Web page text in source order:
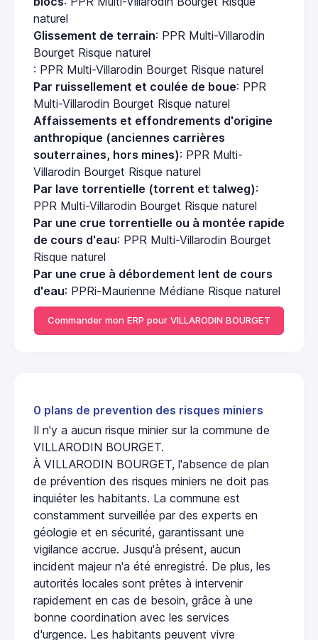
naturel
Glissement de terrain: PPR Multi-Villarodin
Bourget Risque naturel
: PPR Multi-Villarodin Bourget Risque naturel
Par ruissellement et coulée de boue: PPR
Multi-Villarodin Bourget Risque naturel
Affaissements et effondrements d'origine
anthropique (anciennes carrières
souterraines, hors mines): PPR Multi-
Villarodin Bourget Risque naturel
Par lave torrentielle (torrent et talweg):
PPR Multi-Villarodin Bourget Risque naturel
Par une crue torrentielle ou à montée rapide
de cours d'eau: PPR Multi-Villarodin Bourget
Risque naturel
Par une crue à débordement lent de cours
d'eau: PPRi-Maurienne Médiane Risque naturel
Commander mon ERP pour VILLARODIN BOURGET
0 plans de prevention des risques miniers
Il n'y a aucun risque minier sur la commune de
VILLARODIN BOURGET.
À VILLARODIN BOURGET, l'absence de plan
de prévention des risques miniers ne doit pas
inquiéter les habitants. La commune est
constamment surveillée par des experts en
géologie et en sécurité, garantissant une
vigilance accrue. Jusqu'à présent, aucun
incident majeur n'a été enregistré. De plus, les
autorités locales sont prêtes à intervenir
rapidement en cas de besoin, grâce à une
bonne coordination avec les services
d'urgence. Les habitants peuvent vivre